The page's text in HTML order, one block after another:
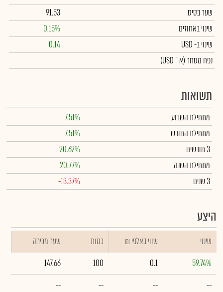
שער בסיס
91.53
שינוי באחוזים
0.15%
שינויב- USD
0.14
נפח מסחר(א` USD)
תשואות
מתחילת השבוע
7.51%
מתחילת החודש
7.51%
3 חודשים
20.62%
מתחילת השנה
20.77%
3 שנים
-13.37%
היצע
שינוי ₪ שווי באלפי כמות
שער מכירה
59.74%
0.1
100
147.66
--
--
--
--